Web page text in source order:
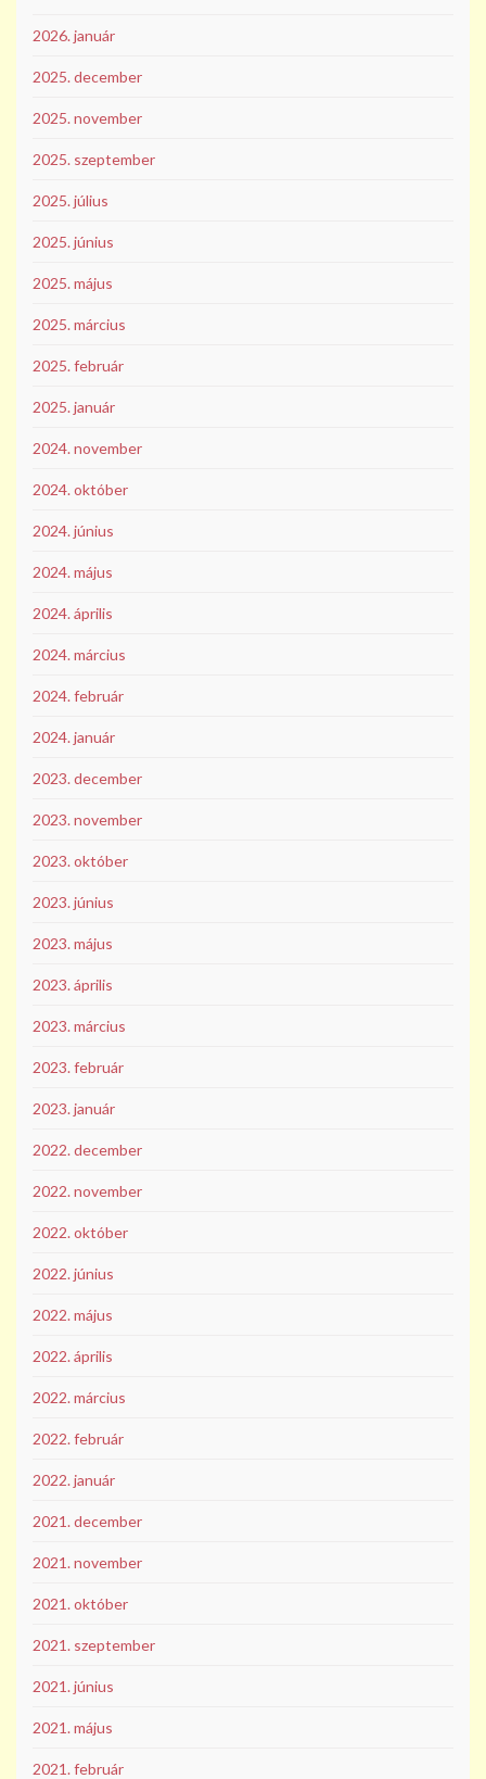
2026. január
2025. december
2025. november
2025. szeptember
2025. július
2025. június
2025. május
2025. március
2025. február
2025. január
2024. november
2024. október
2024. június
2024. május
2024. április
2024. március
2024. február
2024. január
2023. december
2023. november
2023. október
2023. június
2023. május
2023. április
2023. március
2023. február
2023. január
2022. december
2022. november
2022. október
2022. június
2022. május
2022. április
2022. március
2022. február
2022. január
2021. december
2021. november
2021. október
2021. szeptember
2021. június
2021. május
2021. február